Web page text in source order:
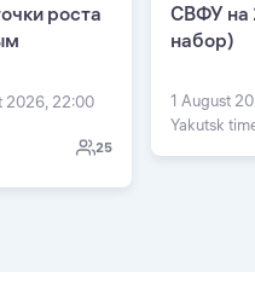
роста
2026, 22:00
25
СВФУ на
набор)
1 August
Yakutsk